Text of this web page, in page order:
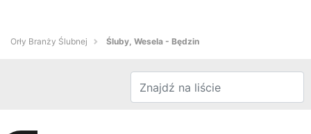
Orły Branży Ślubnej Śluby, Wesela - Będzin